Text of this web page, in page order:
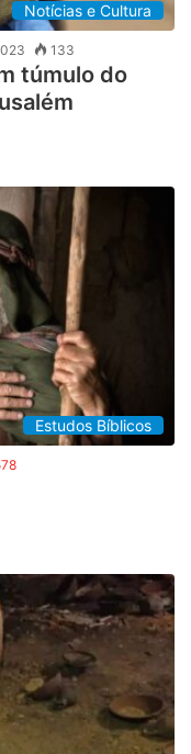
Notícias e Cultura
133
túmulo do
Estudos Bíblicos